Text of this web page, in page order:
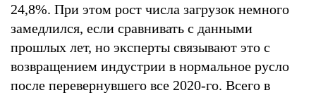
24,8%. При этом рост числа загрузок немного
замедлился, если сравнивать с данными
прошлых лет, но эксперты связывают это с
возвращением индустрии в нормальное русло
после перевернувшего все 2020-го. Всего в